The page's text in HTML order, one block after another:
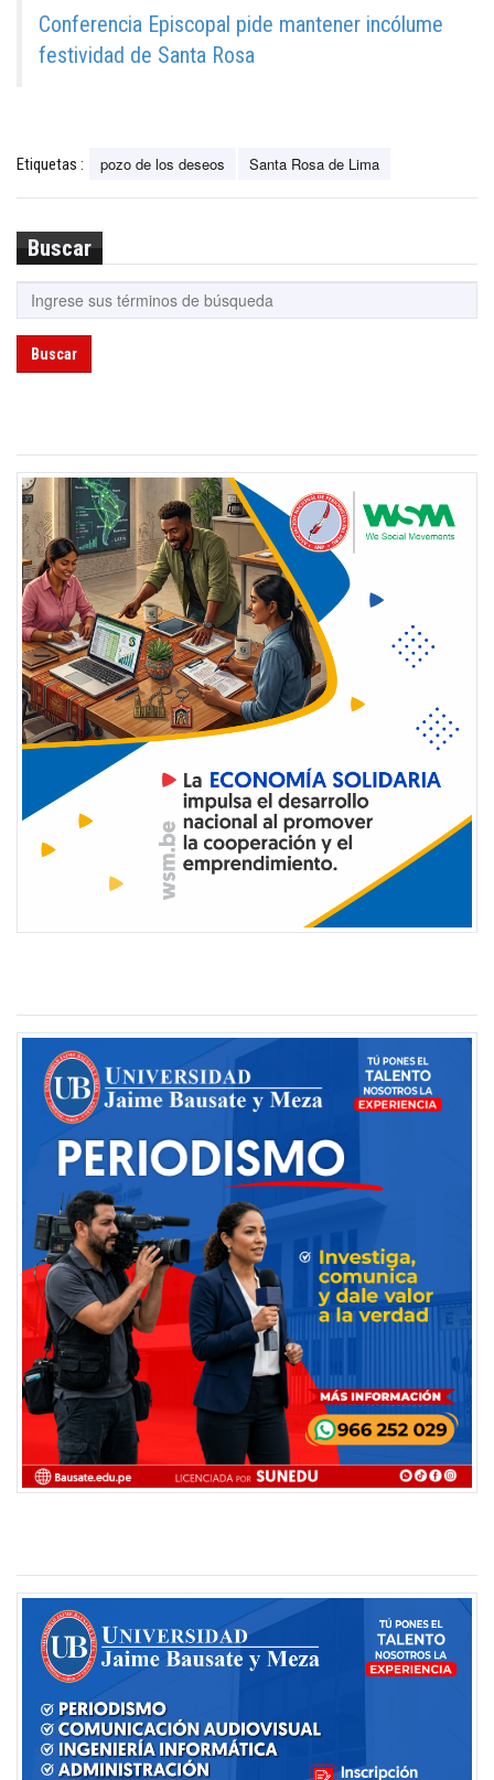
Conferencia Episcopal pide mantener incólume
festividad de Santa Rosa
Etiquetas : pozo de los deseos Santa Rosa de Lima
Buscar
Buscar